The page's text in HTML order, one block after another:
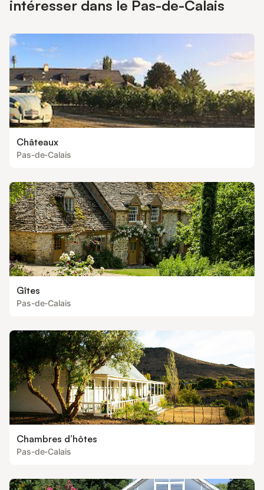
intéresser dans le Pas-de-Calais
Châteaux
Pas-de-Calais
Gîtes
Pas-de-Calais
Chambres d’hôtes
Pas-de-Calais